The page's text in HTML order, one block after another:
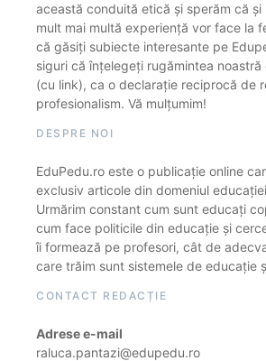
această conduită etică și sperăm că și
mult mai multă experiență vor face la
că găsiți subiecte interesante pe
siguri că înțelegeți rugămintea noastră
(cu link), ca o declarație reciprocă de
profesionalism. Vă mulțumim!
DESPRE NOI
EduPedu.ro este o publicație online
exclusiv articole din domeniul
Urmărim constant cum sunt educați
cum face politicile din educație și
îi formează pe profesori, cât de
care trăim sunt sistemele de educație
CONTACT REDACȚIE
Adrese e-mail
raluca.pantazi@edupedu.ro